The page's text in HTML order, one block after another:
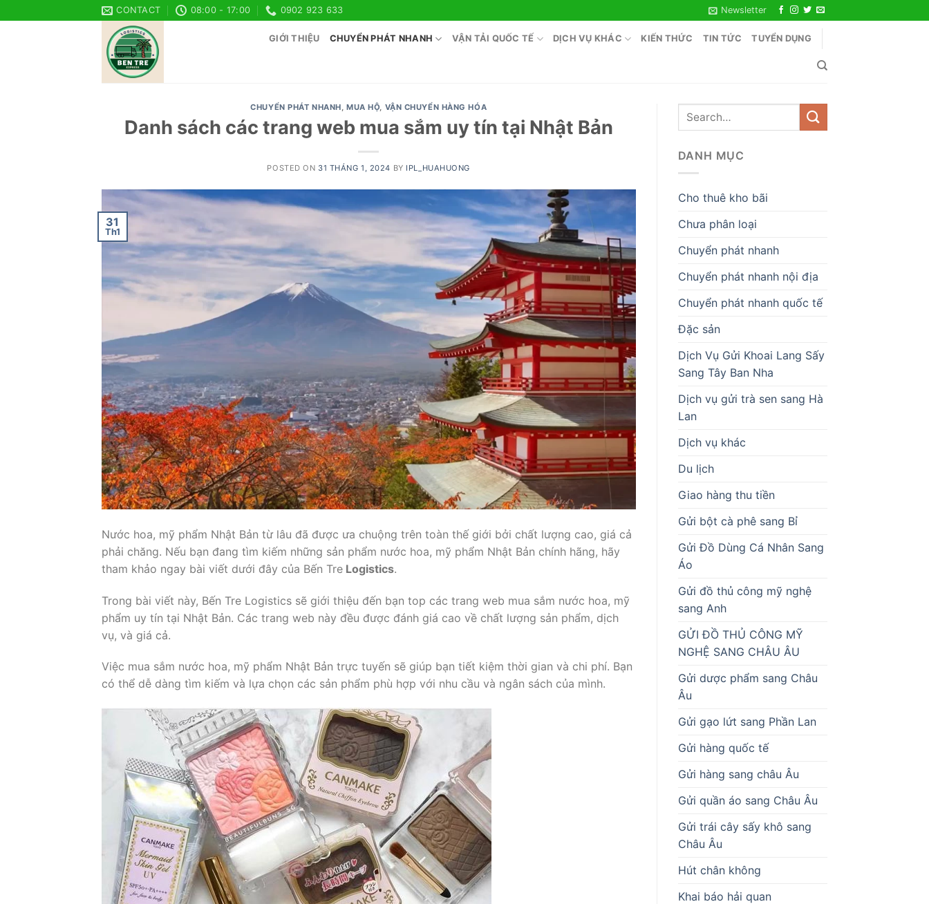
to
CONTACT 08:00 - 17:00 0902 923 633 Newsletter
GIỚI THIỆU CHUYỂN PHÁT NHANH VẬN TẢI QUỐC TẾ DỊCH VỤ KHÁC KIẾN THỨC TIN TỨC TUYỂN DỤNG
CHUYỂN PHÁT NHANH, MUA HỘ, VẬN CHUYỂN HÀNG HÓA
Danh sách các trang web mua sắm uy tín tại Nhật Bản
POSTED ON 31 THÁNG 1, 2024 BY IPL_HUAHUONG
31
Th1
Nước hoa, mỹ phẩm Nhật Bản từ lâu đã được ưa chuộng trên toàn thế giới bởi chất lượng cao, giá cả
phải chăng. Nếu bạn đang tìm kiếm những sản phẩm nước hoa, mỹ phẩm Nhật Bản chính hãng, hãy
tham khảo ngay bài viết dưới đây của Bến Tre Logistics.
Trong bài viết này, Bến Tre Logistics sẽ giới thiệu đến bạn top các trang web mua sắm nước hoa, mỹ
phẩm uy tín tại Nhật Bản. Các trang web này đều được đánh giá cao về chất lượng sản phẩm, dịch
vụ, và giá cả.
Việc mua sắm nước hoa, mỹ phẩm Nhật Bản trực tuyến sẽ giúp bạn tiết kiệm thời gian và chi phí. Bạn
có thể dễ dàng tìm kiếm và lựa chọn các sản phẩm phù hợp với nhu cầu và ngân sách của mình.
DANH MỤC
Cho thuê kho bãi
Chưa phân loại
Chuyển phát nhanh
Chuyển phát nhanh nội địa
Chuyển phát nhanh quốc tế
Đặc sản
Dịch Vụ Gửi Khoai Lang Sấy
Sang Tây Ban Nha
Dịch vụ gửi trà sen sang Hà
Lan
Dịch vụ khác
Du lịch
Giao hàng thu tiền
Gửi bột cà phê sang Bỉ
Gửi Đồ Dùng Cá Nhân Sang
Áo
Gửi đồ thủ công mỹ nghệ
sang Anh
GỬI ĐỒ THỦ CÔNG MỸ
NGHỆ SANG CHÂU ÂU
Gửi dược phẩm sang Châu
Âu
Gửi gạo lứt sang Phần Lan
Gửi hàng quốc tế
Gửi hàng sang châu Âu
Gửi quần áo sang Châu Âu
Gửi trái cây sấy khô sang
Châu Âu
Hút chân không
Khai báo hải quan